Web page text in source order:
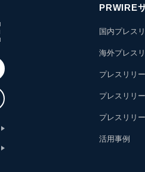
PRWIRE
国内プレス
海外プレス
プレスリリ
プレスリリ
プレスリリ
活用事例